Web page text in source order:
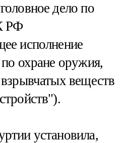
дело по
РФ
исполнение
по охране оружия,
веществ
установила,